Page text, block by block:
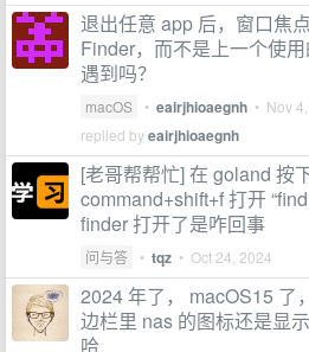
退出任意 app 后，窗口焦
Finder，而不是上一个使
遇到吗？
macOS • eairjhioaegnh • Nov
replied byeairjhioaegnh
[老哥帮帮忙] 在 goland 按
command+shift+f 打开
finder 打开了是咋回事
问与答 • tqz • Oct 24, 2024
2024 年了， macOS15 了
边栏里 nas 的图标还是显
哈